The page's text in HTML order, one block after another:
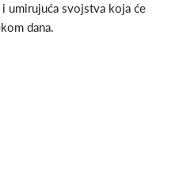
umirujuća svojstva koja će
dana.